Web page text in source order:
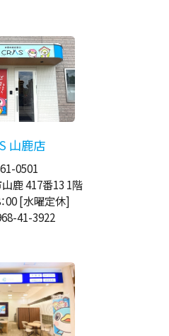
山鹿店
0501
鹿 417番13 1階
00[水曜定休]
41-3922